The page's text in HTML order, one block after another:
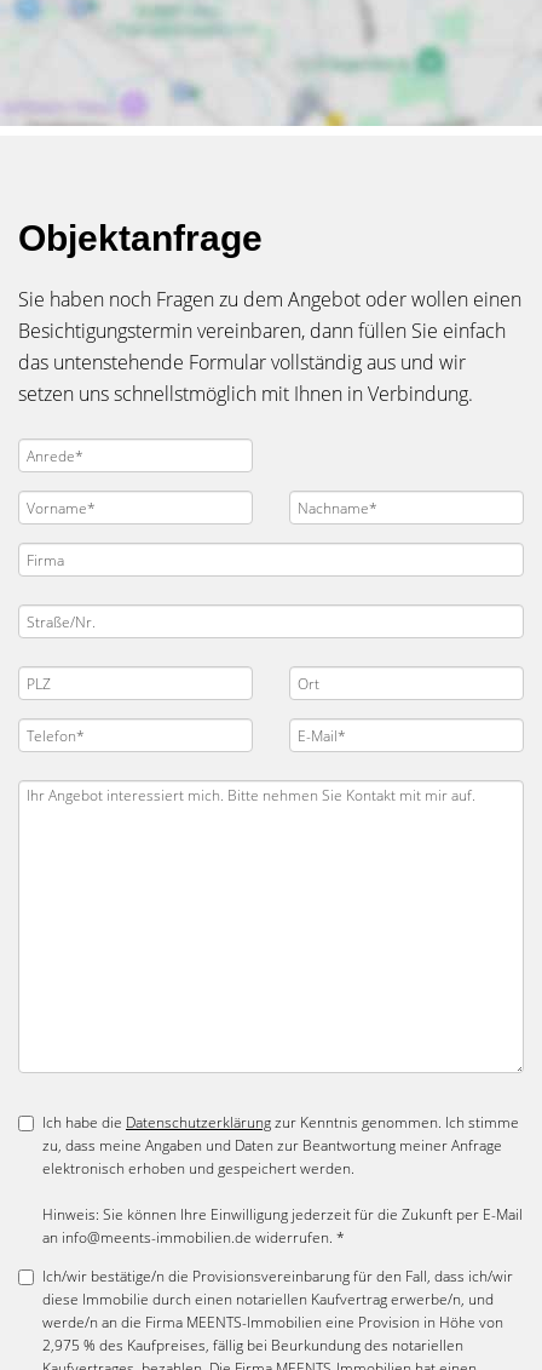
Objektanfrage
Sie haben noch Fragen zu dem Angebot oder wollen einen
Besichtigungstermin vereinbaren, dann füllen Sie einfach
das untenstehende Formular vollständig aus und wir
setzen uns schnellstmöglich mit Ihnen in Verbindung.
Ich habe die Datenschutzerklärungzur Kenntnis genommen. Ich stimme
zu, dass meine Angaben und Daten zur Beantwortung meiner Anfrage
elektronisch erhoben und gespeichert werden.
Hinweis: Sie können Ihre Einwilligung jederzeit für die Zukunft per E-Mail
an info@meents-immobilien.de widerrufen. *
Ich/wir bestätige/n die Provisionsvereinbarung für den Fall, dass ich/wir
diese Immobilie durch einen notariellen Kaufvertrag erwerbe/n, und
werde/n an die Firma MEENTS-Immobilien eine Provision in Höhe von
2,975 % des Kaufpreises, fällig bei Beurkundung des notariellen